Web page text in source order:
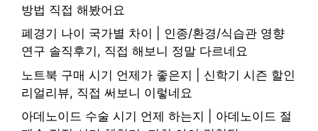
방법 직접 해봤어요
폐경기 나이 국가별 차이 | 인종/환경/식습관 영향
연구 솔직후기, 직접 해보니 정말 다르네요
노트북 구매 시기 언제가 좋은지 | 신학기 시즌 할인
리얼리뷰, 직접 써보니 이렇네요
아데노이드 수술 시기 언제 하는지 | 아데노이드 절